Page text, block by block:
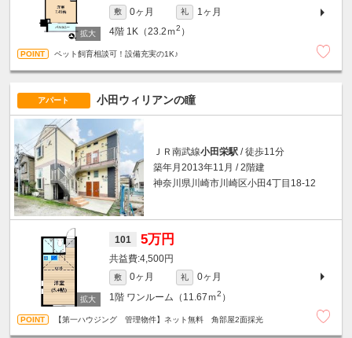
敷 0ヶ月 礼
1ヶ月
4階 1K（23.2ｍ2 ）
ペット飼育相談可！設備充実の1K♪
アパート 小田ウィリアンの瞳
ＪＲ南武線小田栄駅 / 徒歩11分
築年月2013年11月 / 2階建
神奈川県川崎市川崎区小田4丁目18-12
101 5万円
4,500円
敷 0ヶ月 礼
0ヶ月
1階 ワンルーム（11.67ｍ2 ）
【第一ハウジング 管理物件】ネット無料 角部屋2面採光